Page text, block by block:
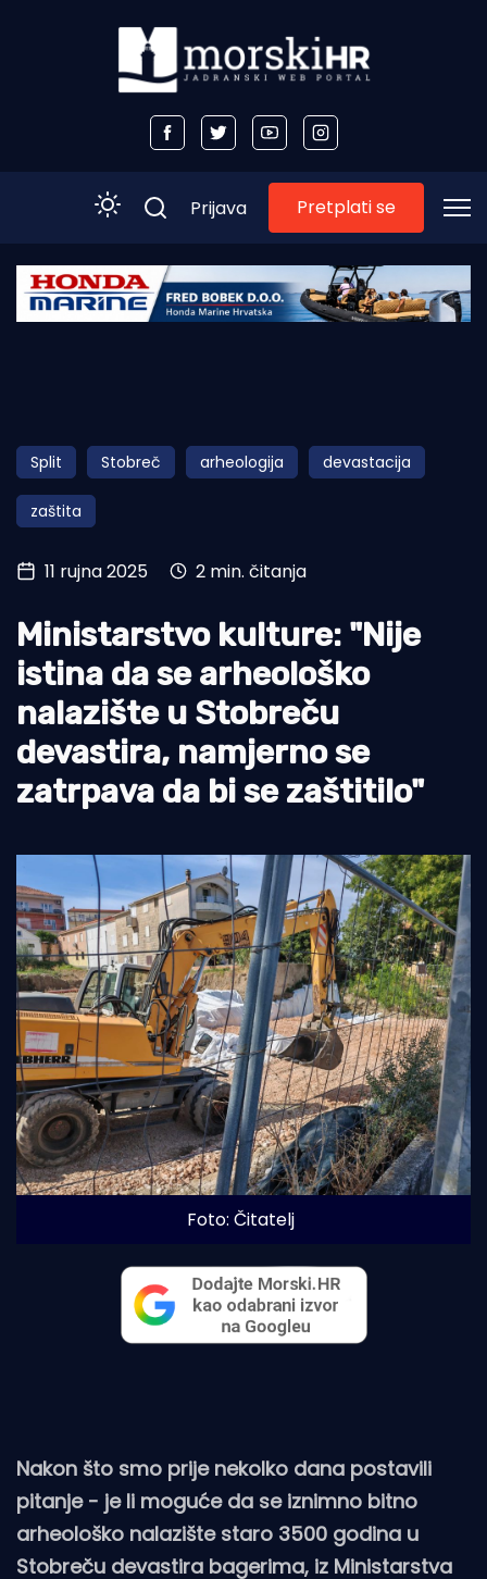
Početna
Obala
Otoci
Turizam i nautika
Pomorstvo
Ribolov
Ekologija
Tradicija i kultura
Prijava Pretplati se
Split Stobreč arheologija devastacija
zaštita
11 rujna 2025 2 min. čitanja
Ministarstvo kulture: "Nije
istina da se arheološko
nalazište u Stobreču
devastira, namjerno se
zatrpava da bi se zaštitilo"
Foto: Čitatelj
Nakon što smo prije nekolko dana postavili
pitanje - je li moguće da se iznimno bitno
arheološko nalazište staro 3500 godina u
Stobreču devastira bagerima, iz Ministarstva